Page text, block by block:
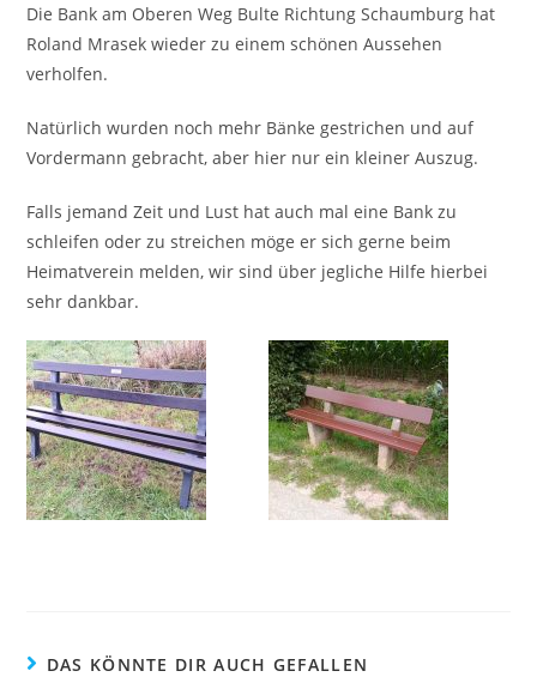
Die Bank am Oberen Weg Bulte Richtung Schaumburg hat
Roland Mrasek wieder zu einem schönen Aussehen
verholfen.
Natürlich wurden noch mehr Bänke gestrichen und auf
Vordermann gebracht, aber hier nur ein kleiner Auszug.
Falls jemand Zeit und Lust hat auch mal eine Bank zu
schleifen oder zu streichen möge er sich gerne beim
Heimatverein melden, wir sind über jegliche Hilfe hierbei
sehr dankbar.
DAS KÖNNTE DIR AUCH GEFALLEN